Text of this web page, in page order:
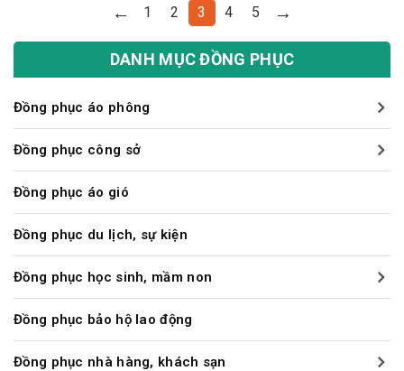
← 1 2 3 4 5 →
DANH MỤC ĐỒNG PHỤC
Đồng phục áo phông
Đồng phục công sở
Đồng phục áo gió
Đồng phục du lịch, sự kiện
Đồng phục học sinh, mầm non
Đồng phục bảo hộ lao động
Đồng phục nhà hàng, khách sạn